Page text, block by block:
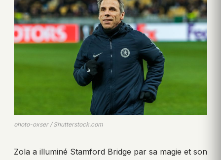
photo-oxser / Shutterstock.com
Zola a illuminé Stamford Bridge par sa magie et son